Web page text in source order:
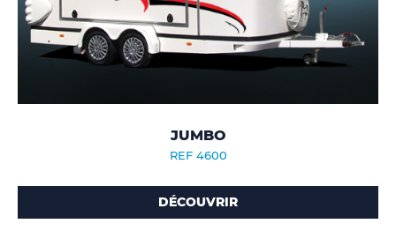
JUMBO
REF 4600
DÉCOUVRIR